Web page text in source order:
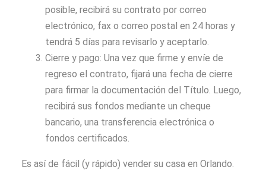
posible, recibirá su contrato por correo
electrónico, fax o correo postal en 24 horas y
tendrá 5 días para revisarlo y aceptarlo.
Cierre y pago: Una vez que firme y envíe de
regreso el contrato, fijará una fecha de cierre
para firmar la documentación del Título. Luego,
recibirá sus fondos mediante un cheque
bancario, una transferencia electrónica o
fondos certificados.
Es así de fácil (y rápido) vender su casa en Orlando.